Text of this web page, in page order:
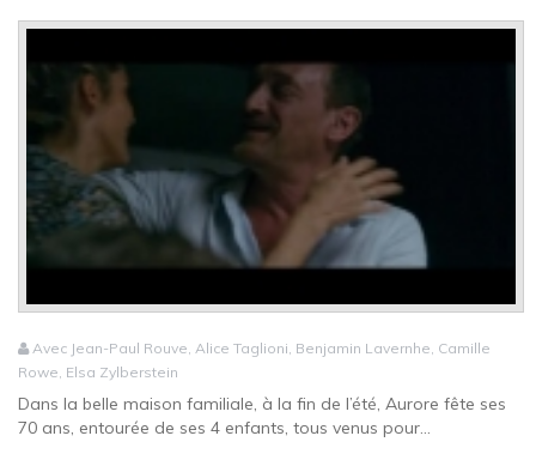
Avec Jean-Paul Rouve, Alice Taglioni, Benjamin Lavernhe, Camille
Rowe, Elsa Zylberstein
Dans la belle maison familiale, à la fin de l’été, Aurore fête ses
70 ans, entourée de ses 4 enfants, tous venus pour...